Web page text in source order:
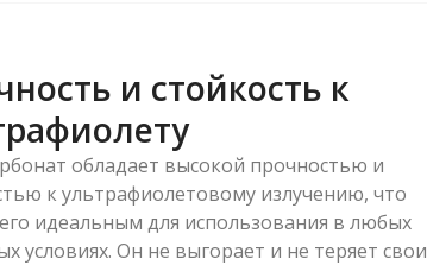
и стойкость к
обладает высокой прочностью и
к ультрафиолетовому излучению, что
идеальным для использования в любых
условиях. Он не выгорает и не теряет свои